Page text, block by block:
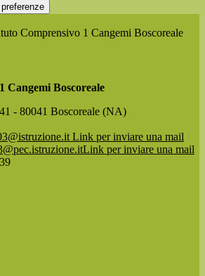
Comprensivo 1 Cangemi Boscoreale
Cangemi Boscoreale
- 80041 Boscoreale (NA)
Link per inviare una mail
Link per inviare una mail